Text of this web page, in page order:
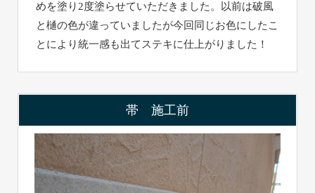
めを塗り2度塗らせていただきました。以前は破風
と樋の色が違っていましたが今回同じお色にしたこ
とにより統一感も出てステキに仕上がりました！
帯 施工前